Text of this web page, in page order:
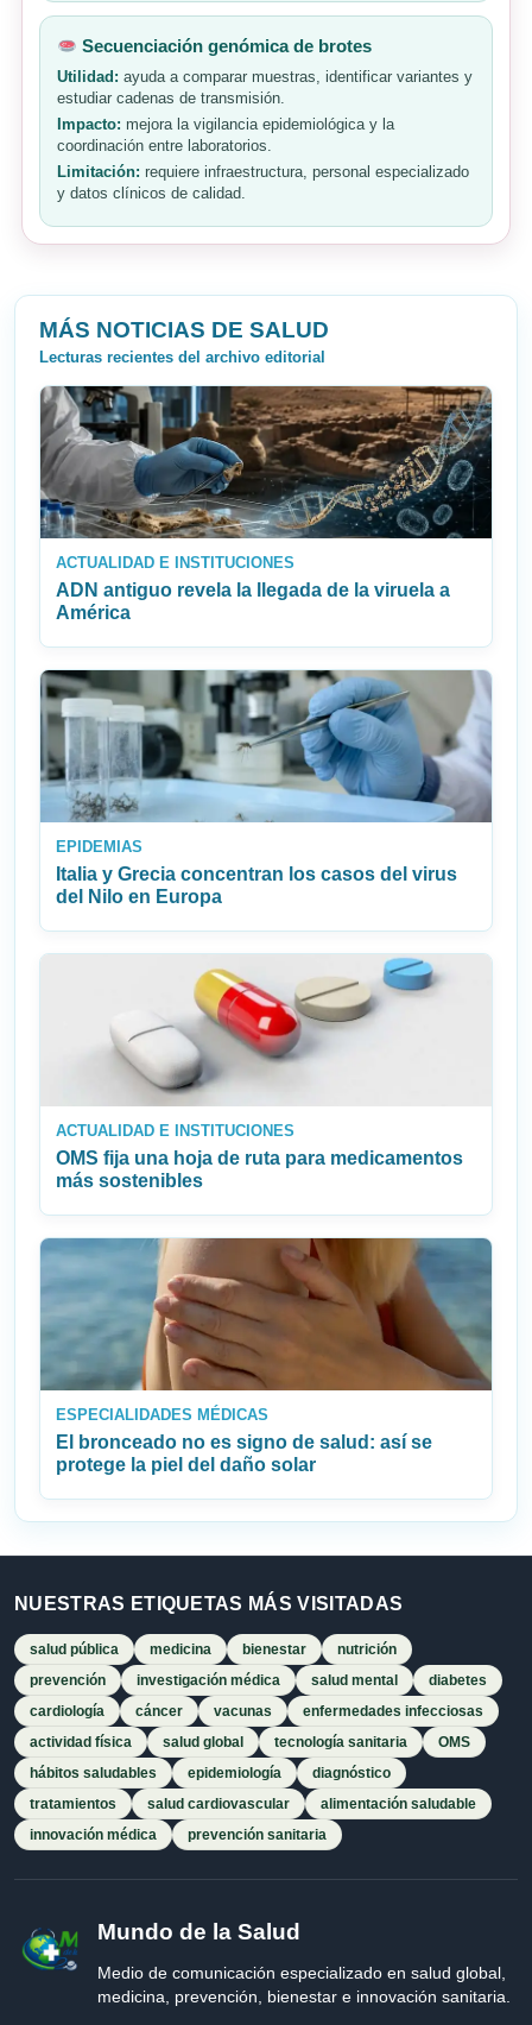
Secuenciación genómica de brotes
Utilidad: ayuda a comparar muestras, identificar variantes y
estudiar cadenas de transmisión.
Impacto: mejora la vigilancia epidemiológica y la
coordinación entre laboratorios.
Limitación: requiere infraestructura, personal especializado
y datos clínicos de calidad.
MÁS NOTICIAS DE SALUD
Lecturas recientes del archivo editorial
ACTUALIDAD E INSTITUCIONES
ADN antiguo revela la llegada de la viruela a
América
EPIDEMIAS
Italia y Grecia concentran los casos del virus
del Nilo en Europa
ACTUALIDAD E INSTITUCIONES
OMS fija una hoja de ruta para medicamentos
más sostenibles
ESPECIALIDADES MÉDICAS
El bronceado no es signo de salud: así se
protege la piel del daño solar
NUESTRAS ETIQUETAS MÁS VISITADAS
salud pública medicina bienestar
nutrición
prevención
investigación médica salud mental
diabetes
cardiología
cáncer vacunas
enfermedades infecciosas
actividad física
salud global tecnología sanitaria
OMS
hábitos saludables
epidemiología
diagnóstico
tratamientos
salud cardiovascular
alimentación saludable
innovación médica
prevención sanitaria
Mundo de la Salud
Medio de comunicación especializado en salud global,
medicina, prevención, bienestar e innovación sanitaria.